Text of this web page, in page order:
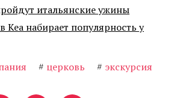
итальянские ужины
Кеа набирает популярность у
# церковь # экскурсия